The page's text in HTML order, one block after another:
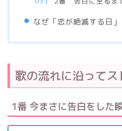
なぜ「恋が絶滅する日
歌の流れに沿って
1番 今まさに告白をした